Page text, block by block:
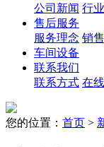
公司新闻 行
售后服务
服务理念 销
车间设备
联系我们
联系方式 在
您的位置： 首页 >